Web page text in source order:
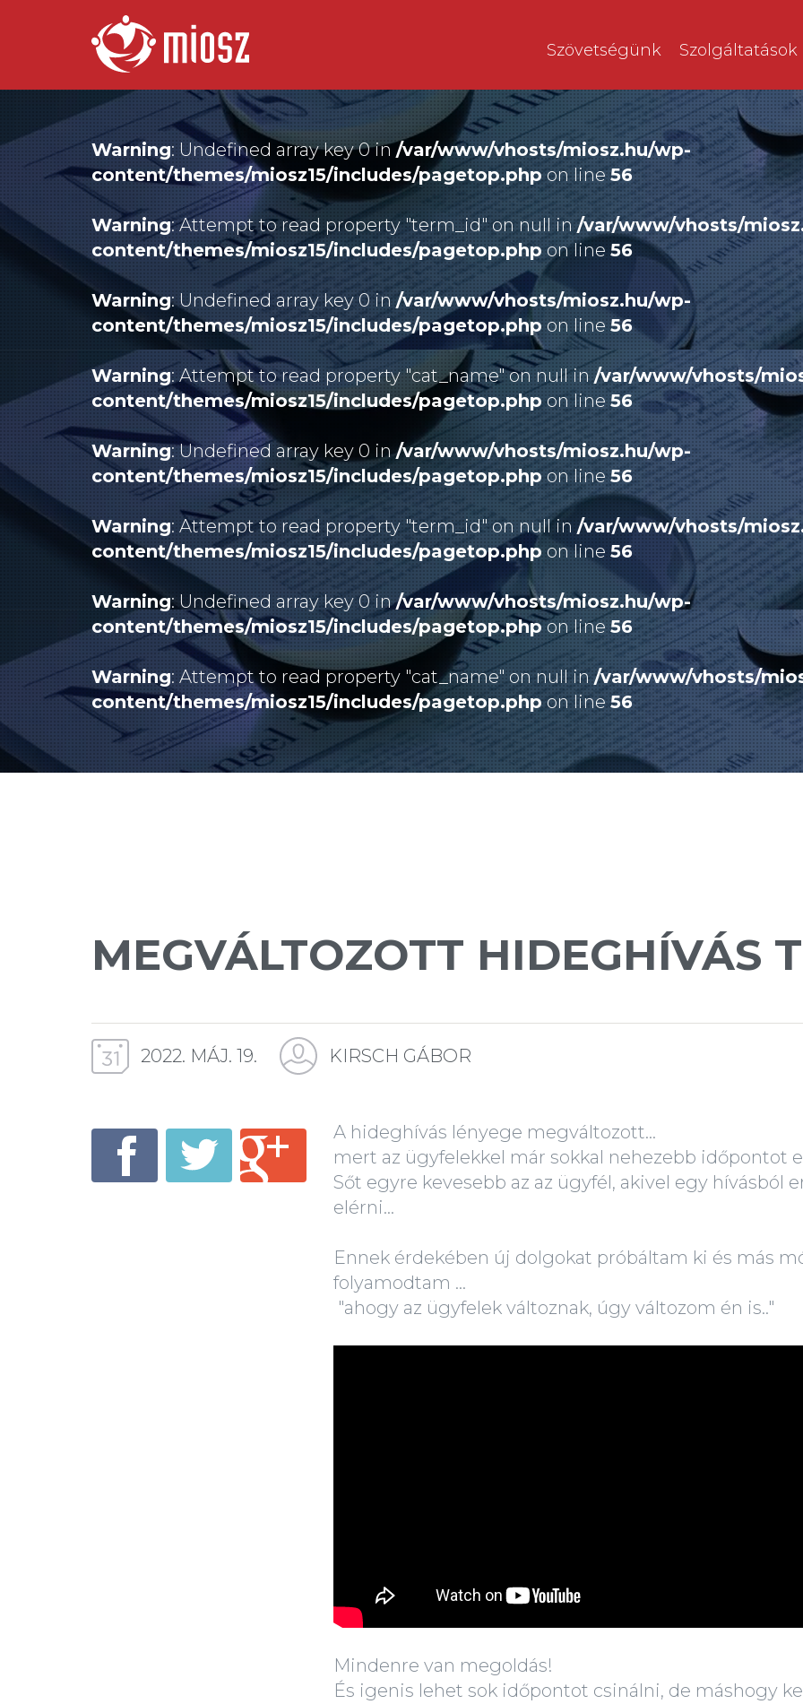
Szövetségünk Szolgáltatások
Warning: Undefined array key 0 in/var/www/vhosts/miosz.hu/wp-
content/themes/miosz15/includes/pagetop.phpon line56
Warning: Attempt to read property "term_id" on null in/var/www/vhosts/
content/themes/miosz15/includes/pagetop.phpon line 56
Warning: Undefined array key 0 in/var/www/vhosts/miosz.hu/wp-
content/themes/miosz15/includes/pagetop.php on line 56
Warning: Attempt to read property "cat_name" on null in/var/www/vhosts/
content/themes/miosz15/includes/pagetop.phpon line56
Warning: Undefined array key 0 in/var/www/vhosts/miosz.hu/wp-
content/themes/miosz15/includes/pagetop.phpon line56
Warning: Attempt to read property "term_id" on null in /var/www/vhosts/
content/themes/miosz15/includes/pagetop.php on line 56
Warning: Undefined array key 0 in/var/www/vhosts/miosz.hu/wp-
content/themes/miosz15/includes/pagetop.phpon line56
Warning: Attempt to read property "cat_name" on null in /var/www/vhosts/
content/themes/miosz15/includes/pagetop.phpon line56
MEGVÁLTOZOTT HIDEGHÍVÁS
2022. MÁJ. 19. KIRSCH GÁBOR
A hideghívás lényege megváltozott...
mert az ügyfelekkel már sokkal nehezebb időpontot
Sőt egyre kevesebb az az ügyfél, akivel egy hívásból
elérni...
Ennek érdekében új dolgokat próbáltam ki és más
folyamodtam ...
"ahogy az ügyfelek változnak, úgy változom én is.."
Mindenre van megoldás!
És igenis lehet sok időpontot csinálni, de máshogy